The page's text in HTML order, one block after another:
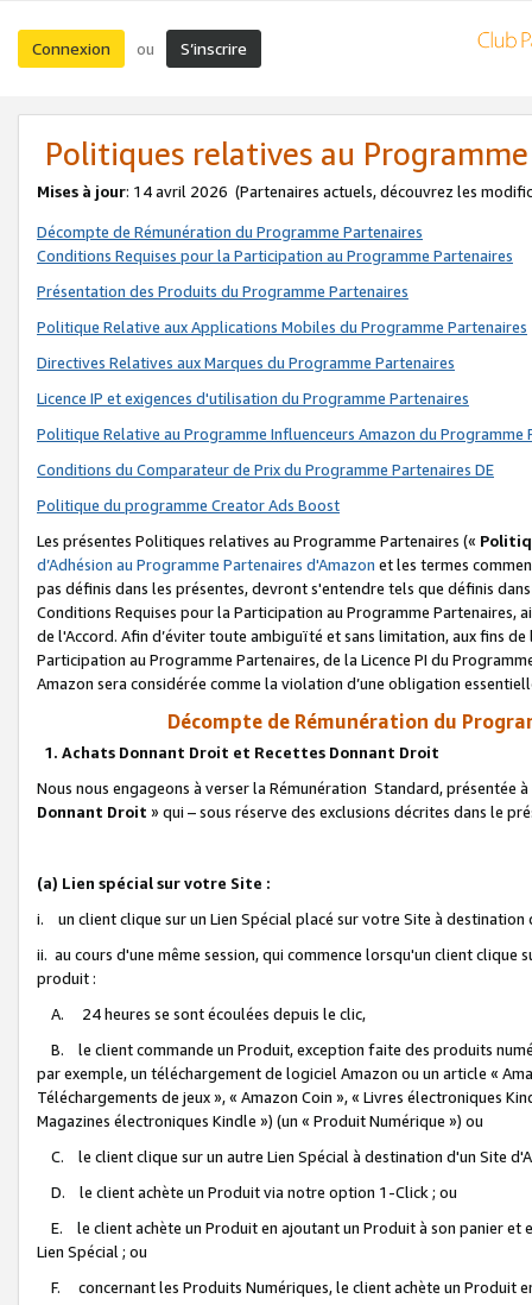
Connexion ou S’inscrire
Politiques relatives au
Mises à jour: 14 avril 2026 (Partenaires actuels, découvrez les
Décompte de Rémunération du Programme Partenaires
Conditions Requises pour la Participation au Programme Partenaires
Présentation des Produits du Programme Partenaires
Politique Relative aux Applications Mobiles du Programme Partenaires
Directives Relatives aux Marques du Programme Partenaires
Licence IP et exigences d'utilisation du Programme Partenaires
Politique Relative au Programme Influenceurs Amazon du Programme
Conditions du Comparateur de Prix du Programme Partenaires DE
Politique du programme Creator Ads Boost
Les présentes Politiques relatives au Programme Partenaires («
d’Adhésion au Programme Partenaires d'Amazon et les termes
pas définis dans les présentes, devront s'entendre tels que définis
Conditions Requises pour la Participation au Programme Partenaires,
de l'Accord. Afin d’éviter toute ambiguïté et sans limitation, aux fins
Participation au Programme Partenaires, de la Licence PI du
Amazon sera considérée comme la violation d’une obligation
Décompte de Rémunération du
1. Achats Donnant Droit et Recettes Donnant Droit
Nous nous engageons à verser la Rémunération Standard, présentée
Donnant Droit » qui – sous réserve des exclusions décrites dans le
(a) Lien spécial sur votre Site :
i. un client clique sur un Lien Spécial placé sur votre Site à destination
ii. au cours d'une même session, qui commence lorsqu'un client
produit :
A. 24 heures se sont écoulées depuis le clic,
B. le client commande un Produit, exception faite des produits
par exemple, un téléchargement de logiciel Amazon ou un article «
Téléchargements de jeux », « Amazon Coin », « Livres électroniques
Magazines électroniques Kindle ») (un « Produit Numérique ») ou
C. le client clique sur un autre Lien Spécial à destination d'un Site
D. le client achète un Produit via notre option 1-Click ; ou
E. le client achète un Produit en ajoutant un Produit à son panier et
Lien Spécial ; ou
F. concernant les Produits Numériques, le client achète un Produit